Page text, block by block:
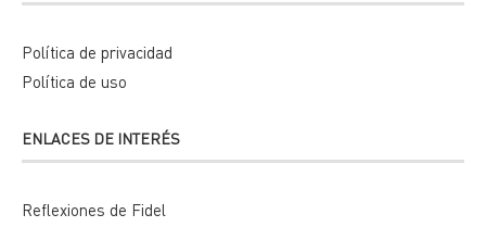
Política de privacidad
Política de uso
ENLACES DE INTERÉS
Reflexiones de Fidel